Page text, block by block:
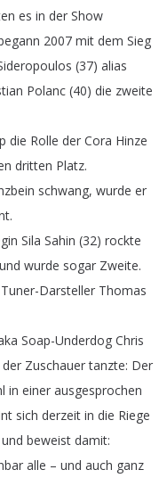
es in der Show
2007 mit dem Sieg
(37) alias
Polanc (40) die zweite
die Rolle der Cora Hinze
dritten Platz.
schwang, wurde er
.
Sila Sahin (32) rockte
und wurde sogar Zweite.
Tuner-Darsteller Thomas
Soap-Underdog Chris
der Zuschauer tanzte: Der
in einer ausgesprochen
sich derzeit in die Riege
und beweist damit:
alle – und auch ganz